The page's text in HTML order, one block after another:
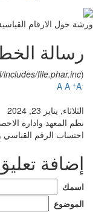
ورشة حول الارقام
رسالة
file.phar.inc).
-
A A +A
الثلاثاء, يناير 23, 2024
احتساب الرقم القياسي
إضافة
‏اسمك ‏
‏الموضوع ‏